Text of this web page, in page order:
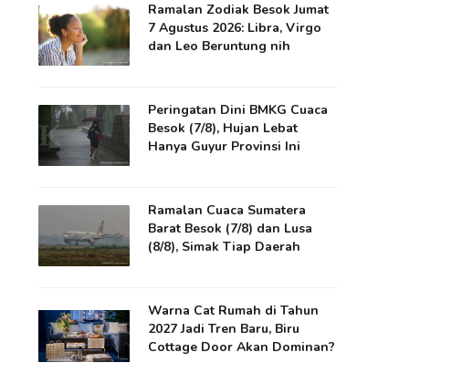
Ramalan Zodiak Besok Jumat
7 Agustus 2026: Libra, Virgo
dan Leo Beruntung nih
Peringatan Dini BMKG Cuaca
Besok (7/8), Hujan Lebat
Hanya Guyur Provinsi Ini
Ramalan Cuaca Sumatera
Barat Besok (7/8) dan Lusa
(8/8), Simak Tiap Daerah
Warna Cat Rumah di Tahun
2027 Jadi Tren Baru, Biru
Cottage Door Akan Dominan?